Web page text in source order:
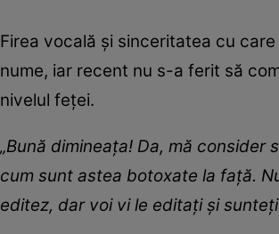
Firea vocală și sinceritatea cu
nume, iar recent nu s-a ferit să
nivelul feței.
„Bună dimineața! Da, mă
cum sunt astea botoxate la față.
editez, dar voi vi le editați și